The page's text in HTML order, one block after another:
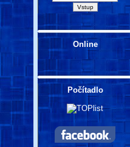
Online
Počítadlo